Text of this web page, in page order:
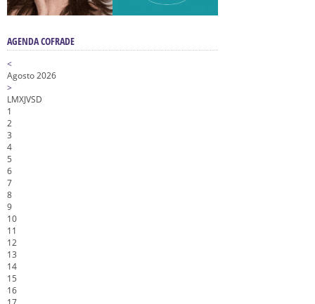
AGENDA COFRADE
<
Agosto 2026
>
LMXJVSD
1
2
3
4
5
6
7
8
9
10
11
12
13
14
15
16